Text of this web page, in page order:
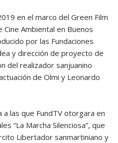
en el marco del Green Film
Ambiental en Buenos
por las Fundaciones
y dirección de proyecto de
del realizador sanjuanino
de Olmi y Leonardo
a las que FundTV otorgara en
“La Marcha Silenciosa”, que
Libertador sanmartiniano y